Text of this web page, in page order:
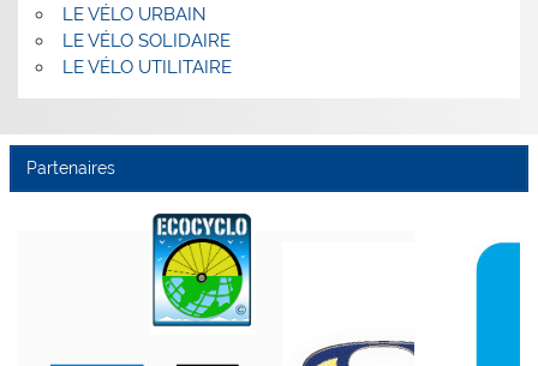
LE VÉLO URBAIN
LE VÉLO SOLIDAIRE
LE VÉLO UTILITAIRE
Partenaires